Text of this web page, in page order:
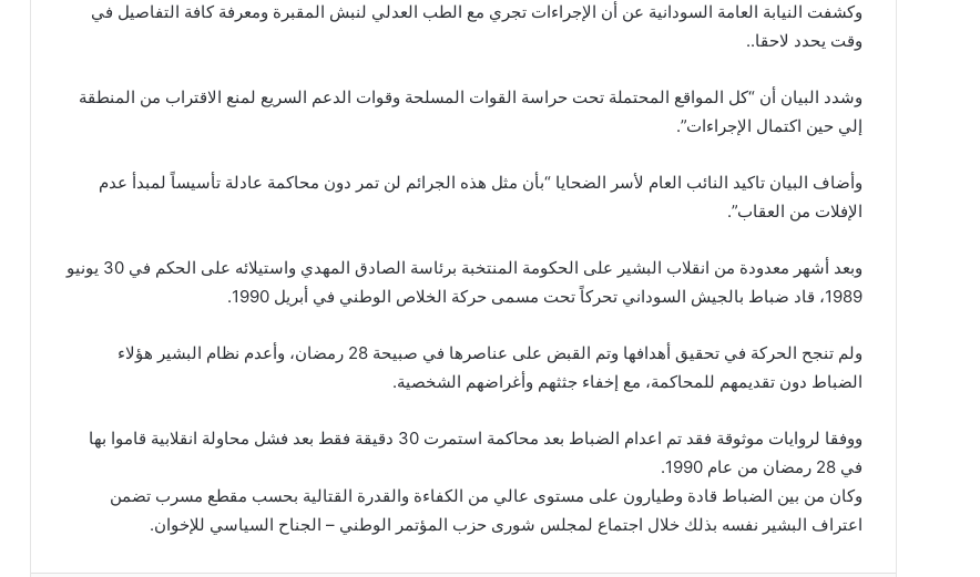
وكشفت النيابة العامة السودانية عن أن الإجراءات تجري مع الطب العدلي لنبش المقبرة ومعرفة كافة التفاصيل في
وقت يحدد لاحقا..
وشدد البيان أن “كل المواقع المحتملة تحت حراسة القوات المسلحة وقوات الدعم السريع لمنع الاقتراب من المنطقة
إلي حين اكتمال الإجراءات”.
وأضاف البيان تاكيد النائب العام لأسر الضحايا “بأن مثل هذه الجرائم لن تمر دون محاكمة عادلة تأسيساً لمبدأ عدم
الإفلات من العقاب”.
وبعد أشهر معدودة من انقلاب البشير على الحكومة المنتخبة برئاسة الصادق المهدي واستيلائه على الحكم في 30 يونيو
1989، قاد ضباط بالجيش السوداني تحركاً تحت مسمى حركة الخلاص الوطني في أبريل 1990.
ولم تنجح الحركة في تحقيق أهدافها وتم القبض على عناصرها في صبيحة 28 رمضان، وأعدم نظام البشير هؤلاء
الضباط دون تقديمهم للمحاكمة، مع إخفاء جثثهم وأغراضهم الشخصية.
ووفقا لروايات موثوقة فقد تم اعدام الضباط بعد محاكمة استمرت 30 دقيقة فقط بعد فشل محاولة انقلابية قاموا بها
في 28 رمضان من عام 1990.
وكان من بين الضباط قادة وطيارون على مستوى عالي من الكفاءة والقدرة القتالية بحسب مقطع مسرب تضمن
اعتراف البشير نفسه بذلك خلال اجتماع لمجلس شورى حزب المؤتمر الوطني – الجناح السياسي للإخوان.